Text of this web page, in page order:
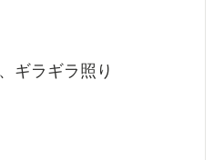
ギラギラ照り